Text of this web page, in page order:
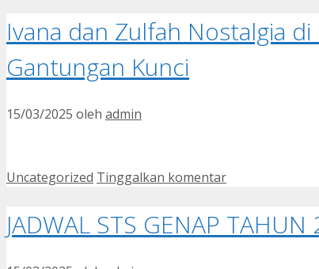
Ivana dan Zulfah Nostalgia
Gantungan Kunci
15/03/2025 oleh admin
Kategori
Uncategorized Tinggalkan komentar
JADWAL STS GENAP TAHUN